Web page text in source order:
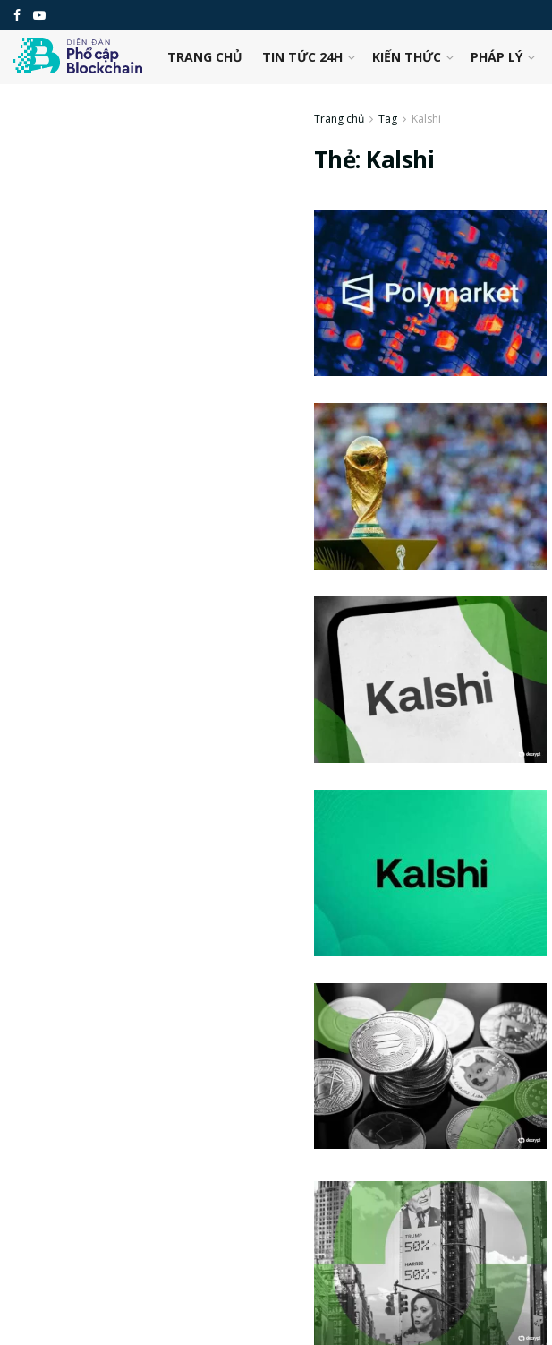
TRANG CHỦ TIN TỨC 24H KIẾN THỨC PHÁP LÝ
Trang chủ Tag Kalshi
Thẻ: Kalshi